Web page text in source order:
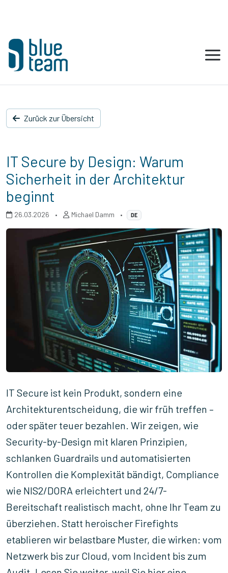
Zurück zur Übersicht
IT Secure by Design: Warum
Sicherheit in der Architektur
beginnt
26.03.2026 • Michael Damm • DE
IT Secure ist kein Produkt, sondern eine
Architekturentscheidung, die wir früh treffen –
oder später teuer bezahlen. Wir zeigen, wie
Security-by-Design mit klaren Prinzipien,
schlanken Guardrails und automatisierten
Kontrollen die Komplexität bändigt, Compliance
wie NIS2/DORA erleichtert und 24/7-
Bereitschaft realistisch macht, ohne Ihr Team zu
überziehen. Statt heroischer Firefights
etablieren wir belastbare Muster, die wirken: vom
Netzwerk bis zur Cloud, vom Incident bis zum